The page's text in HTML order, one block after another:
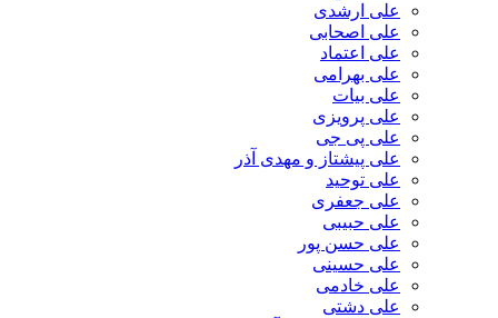
علی ارشدی
علی اصحابی
علی اعتماد
علی بهرامی
علی بیات
علی پرویزی
علی پی جی
علی پیشتاز و مهدی آذر
علی توحید
علی جعفری
علی حبیبی
علی حسن پور
علی حسینی
علی خادمی
علی دشتی